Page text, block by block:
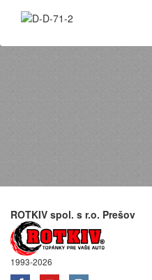
ROTKIV spol. s r.o. Prešov
1993-2026